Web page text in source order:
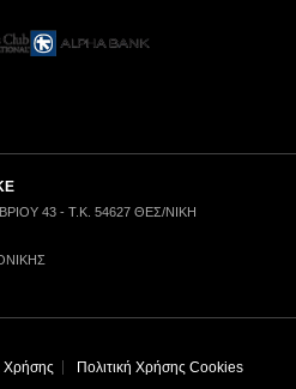
43 - Τ.Κ. 54627 ΘΕΣ/ΝΙΚΗ
Χρήσης Πολιτική Χρήσης Cookies